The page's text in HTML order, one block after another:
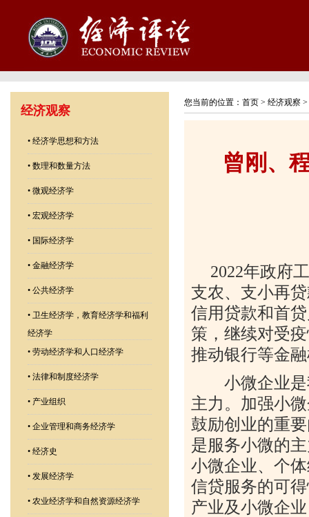
经济观察
• 经济学思想和方法
• 数理和数量方法
• 微观经济学
• 宏观经济学
• 国际经济学
• 金融经济学
• 公共经济学
• 卫生经济学，教育经济学和福利
经济学
• 劳动经济学和人口经济学
• 法律和制度经济学
• 产业组织
• 企业管理和商务经济学
• 经济史
• 发展经济学
• 农业经济学和自然资源经济学
您当前的位置： 首页 > 经济观察 >
曾刚、
2022年政府
支农、支小再
信用贷款和首
策，继续对受
推动银行等金
小微企业是
主力。加强小
鼓励创业的重
是服务小微的
小微企业、个
信贷服务的可
产业及小微企